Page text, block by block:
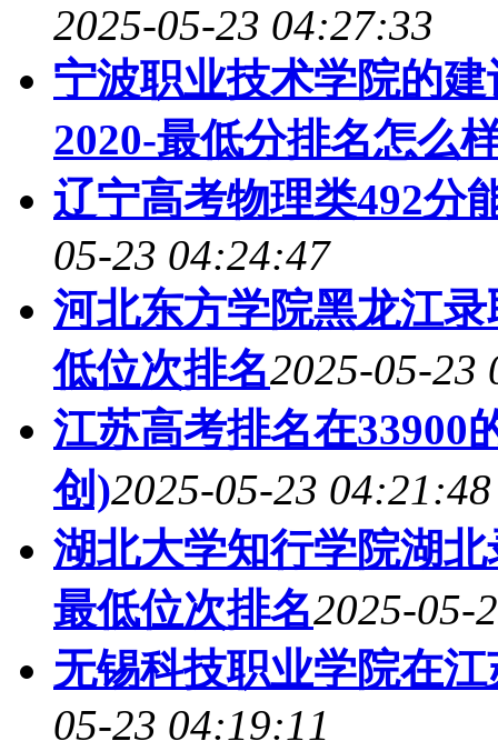
2025-05-23 04:27:33
宁波职业技术学院的
2020-最低分排名怎么
辽宁高考物理类492分
05-23 04:24:47
河北东方学院黑龙江
低位次排名2025-05-23
江苏高考排名在33900
创)2025-05-23 04:21:48
湖北大学知行学院湖
最低位次排名2025-05-
无锡科技职业学院在
05-23 04:19:11